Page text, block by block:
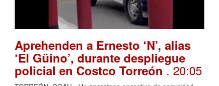
Aprehenden a Ernesto ‘N’, alias
‘El Güino’, durante despliegue
policial en Costco Torreón. 20:05